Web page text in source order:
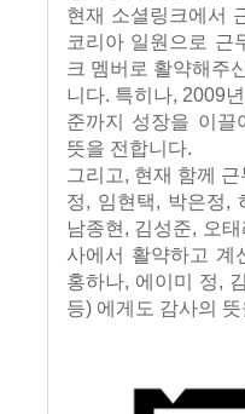
현재 소셜링크에서
코리아 일원으로 근
크 멤버로 활약해주
니다. 특히나, 2009
준까지 성장을 이끌
뜻을 전합니다.
그리고, 현재 함께
정, 임현택, 박은정,
남종현, 김성준, 오태
사에서 활약하고 계
홍하나, 에이미 정,
등) 에게도 감사의